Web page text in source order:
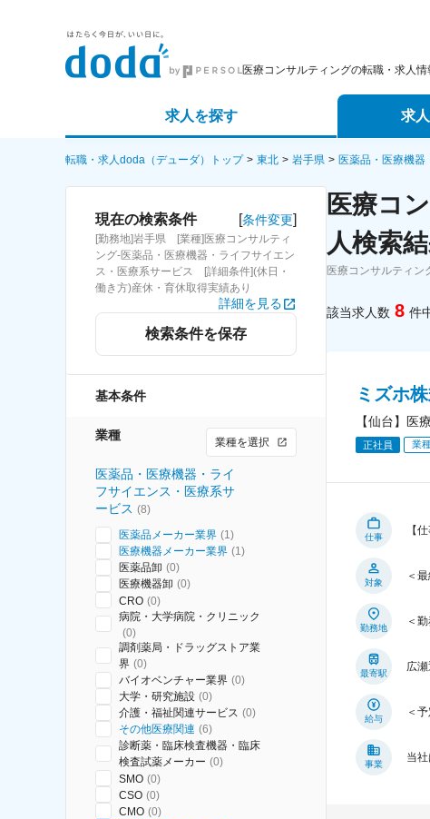
医療コンサルティングの転職・求人情
求人を探す
詳細条件から探す
求人特集から探す
求
エージェン
スカウトサ
パートナー
転職・求人doda（デューダ）トップ 東北 岩手県 医薬品・医療機
現在の検索条件 [条件変更]
[勤務地]岩手県 [業種]医療コンサルティ
ング-医薬品・医療機器・ライフサイエン
ス・医療系サービス [詳細条件](休日・
働き方)産休・育休取得実績あり
詳細を見る
検索条件を保存
基本条件
業種 業種を選択
医薬品・医療機器・ライ
フサイエンス・医療系サ
ービス (8)
医薬品メーカー業界 (1)
医療機器メーカー業界 (1)
医薬品卸 (0)
医療機器卸 (0)
CRO (0)
病院・大学病院・クリニック
(0)
調剤薬局・ドラッグストア業
界 (0)
バイオベンチャー業界 (0)
大学・研究施設 (0)
介護・福祉関連サービス (0)
その他医療関連 (6)
診断薬・臨床検査機器・臨床
検査試薬メーカー (0)
SMO (0)
CSO (0)
CMO (0)
医療コ
人検索
医療コンサルティン
該当求人数 8 件
ミズホ
【仙台】医
正社員 業
仕事
【
対象
＜
勤務地
＜
最寄駅
広
給与
＜
事業
当